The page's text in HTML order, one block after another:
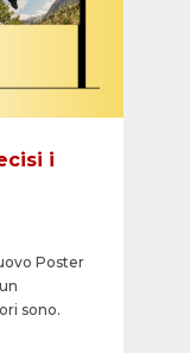
graduale e
i
Poster
sono.